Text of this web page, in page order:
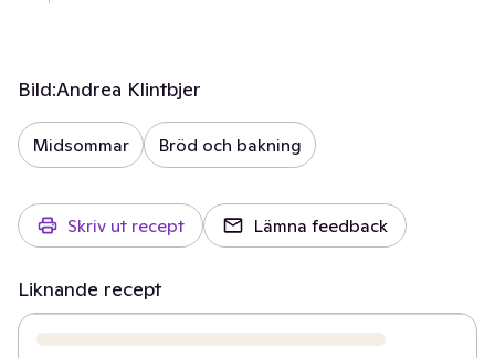
Bild:Andrea Klintbjer
Midsommar Bröd och bakning
Skriv ut recept Lämna feedback
Liknande recept